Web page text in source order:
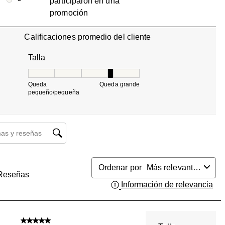
0 reseñas con 1 estrella.
promoción
Calificaciones promedio del cliente
Talla
Queda
pequeño/pequeña
Queda grande
de temas y reseñas
Ordenar por
Más relevantes
Información de relevancia
5 de 5 estrellas.